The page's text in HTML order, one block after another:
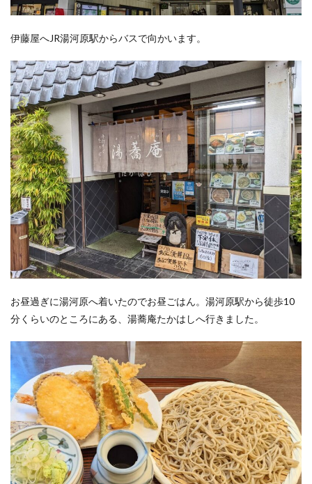
伊藤屋へJR湯河原駅からバスで向かいます。
お昼過ぎに湯河原へ着いたのでお昼ごはん。湯河原駅から徒歩10
分くらいのところにある、湯蕎庵たかはしへ行きました。